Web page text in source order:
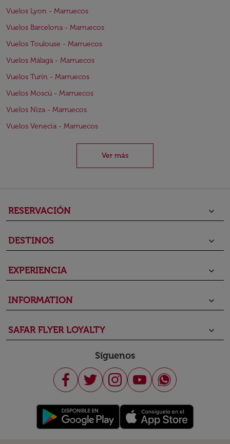
Vuelos Lyon - Marruecos
Vuelos Barcelona - Marruecos
Vuelos Toulouse - Marruecos
Vuelos Málaga - Marruecos
Vuelos Turín - Marruecos
Vuelos Moscú - Marruecos
Vuelos Niza - Marruecos
Vuelos Venecia - Marruecos
Ver más
RESERVACIÓN keyboard_arrow_down
DESTINOS keyboard_arrow_down
EXPERIENCIA keyboard_arrow_down
INFORMATION keyboard_arrow_down
SAFAR FLYER LOYALTY keyboard_arrow_down
Síguenos